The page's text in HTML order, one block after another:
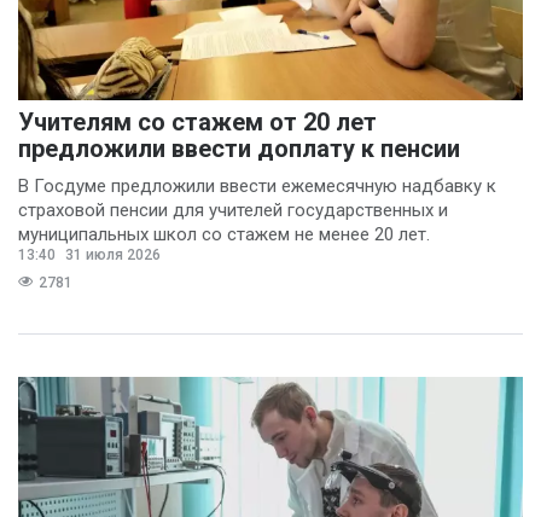
Учителям со стажем от 20 лет
предложили ввести доплату к пенсии
В Госдуме предложили ввести ежемесячную надбавку к
страховой пенсии для учителей государственных и
муниципальных школ со стажем не менее 20 лет.
13:40
31 июля 2026
2781